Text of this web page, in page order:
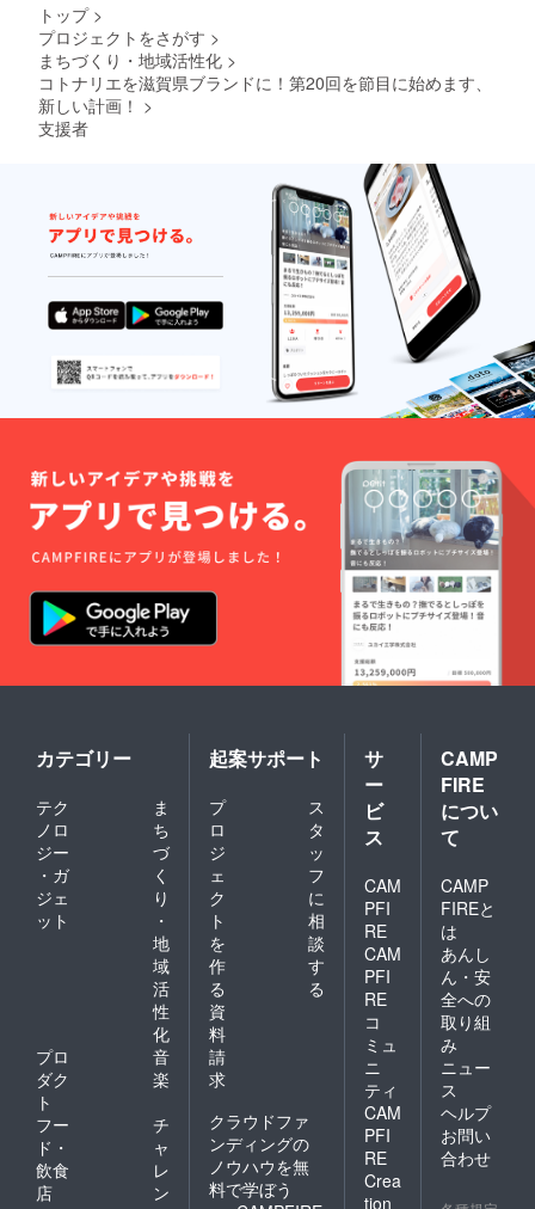
トップ >
プロジェクトをさがす >
まちづくり・地域活性化 >
コトナリエを滋賀県ブランドに！第20回を節目に始めます、
新しい計画！ >
支援者
カテゴリー
テク
ノロ
ジー
・ガ
ジェ
ット
ま
ち
づ
く
り
・
地
域
活
性
化
プロ
ダク
ト
音
楽
フー
ド・
飲食
店
チ
ャ
レ
ン
起案サポート
プ
ロ
ジ
ェ
ク
ト
を
作
る
ス
タ
ッ
フ
に
相
談
す
る
資
料
請
求
クラウドファ
ンディングの
ノウハウを無
料で学ぼう
サ
ー
ビ
ス
CAM
PFI
RE
CAM
PFI
RE
コ
ミュ
ニ
ティ
CAM
PFI
RE
Crea
tion
CAMP
FIRE
につい
て
CAMP
FIREと
は
あんし
ん・安
全への
取り組
み
ニュー
ス
ヘルプ
お問い
合わせ